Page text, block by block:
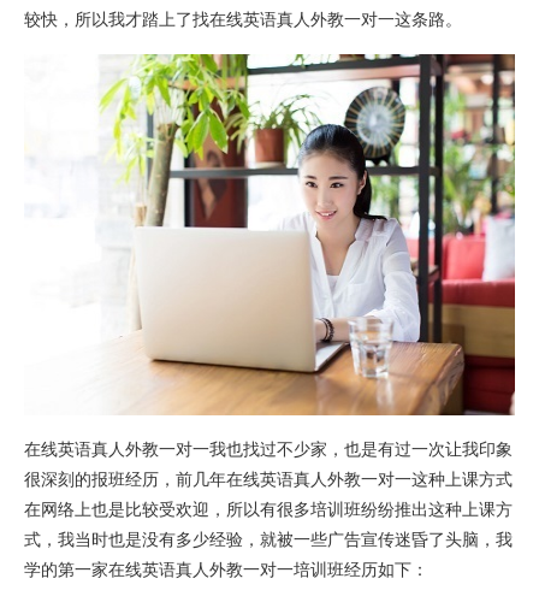
较快，所以我才踏上了找在线英语真人外教一对一这条路。
在线英语真人外教一对一我也找过不少家，也是有过一次让我印象
很深刻的报班经历，前几年在线英语真人外教一对一这种上课方式
在网络上也是比较受欢迎，所以有很多培训班纷纷推出这种上课方
式，我当时也是没有多少经验，就被一些广告宣传迷昏了头脑，我
学的第一家在线英语真人外教一对一培训班经历如下：